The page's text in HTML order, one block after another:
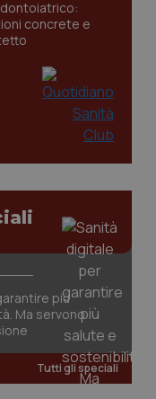
concrete e
più
Ma servono
Tutti gli speciali